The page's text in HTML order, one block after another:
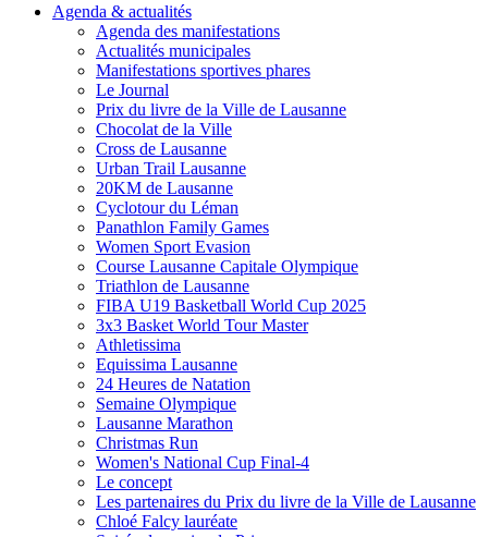
Agenda & actualités
Agenda des manifestations
Actualités municipales
Manifestations sportives phares
Le Journal
Prix du livre de la Ville de Lausanne
Chocolat de la Ville
Cross de Lausanne
Urban Trail Lausanne
20KM de Lausanne
Cyclotour du Léman
Panathlon Family Games
Women Sport Evasion
Course Lausanne Capitale Olympique
Triathlon de Lausanne
FIBA U19 Basketball World Cup 2025
3x3 Basket World Tour Master
Athletissima
Equissima Lausanne
24 Heures de Natation
Semaine Olympique
Lausanne Marathon
Christmas Run
Women's National Cup Final-4
Le concept
Les partenaires du Prix du livre de la Ville de Lausanne
Chloé Falcy lauréate